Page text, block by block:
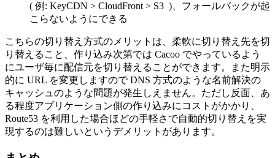
( 例: KeyCDN > CloudFront > S3 )、フォールバックが起
こらないようにできる
こちらの切り替え方式のメリットは、柔軟に切り替え先を切
り替えること、作り込み次第では Cacoo でやっているよう
にユーザ毎に配信元を切り替えることができます。また明示
的に URL を変更しますので DNS 方式のような名前解決の
キャッシュのような問題が発生しえません。ただし反面、あ
る程度アプリケーション側の作り込みにコストがかかり、
Route53 を利用した場合ほどの手軽さで自動的切り替えを実
現するのは難しいというデメリットがあります。